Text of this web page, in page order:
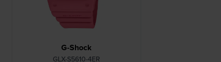
G-Shock
GLX-S5610-4ER